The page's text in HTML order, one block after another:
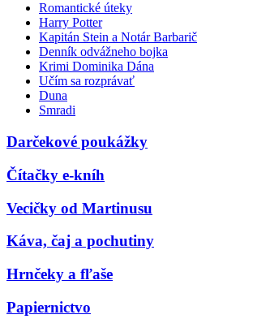
Romantické úteky
Harry Potter
Kapitán Stein a Notár Barbarič
Denník odvážneho bojka
Krimi Dominika Dána
Učím sa rozprávať
Duna
Smradi
Darčekové poukážky
Čítačky e-kníh
Vecičky od Martinusu
Káva, čaj a pochutiny
Hrnčeky a fľaše
Papiernictvo